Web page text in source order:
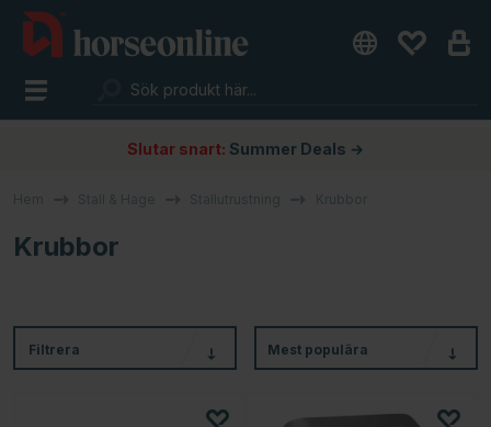
Slutar snart: Summer Deals →
Krubbor
Filtrera Mest populära